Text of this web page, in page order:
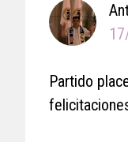
Partido